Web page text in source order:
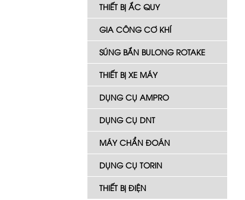
THIẾT BỊ ẮC QUY
GIA CÔNG CƠ KHÍ
SÚNG BẮN BULONG ROTAKE
THIẾT BỊ XE MÁY
DỤNG CỤ AMPRO
DỤNG CỤ DNT
MÁY CHẨN ĐOÁN
DỤNG CỤ TORIN
THIẾT BỊ ĐIỆN